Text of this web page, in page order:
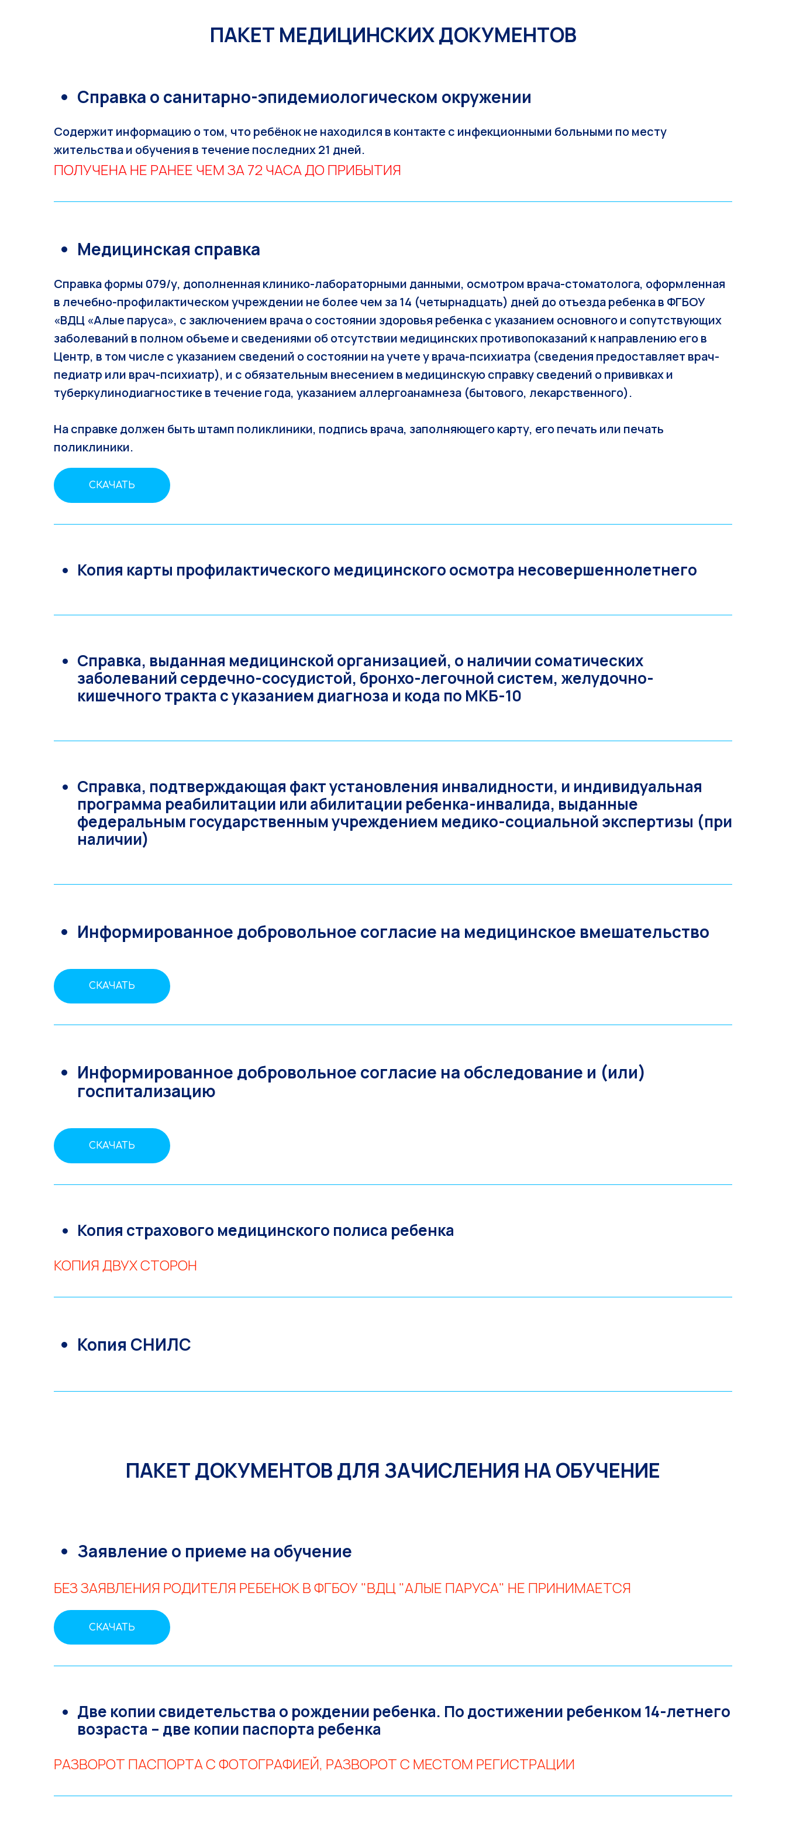
ПАКЕТ МЕДИЦИНСКИХ ДОКУМЕНТОВ
Справка о санитарно-эпидемиологическом окружении
Содержит информацию о том, что ребёнок не находился в контакте с инфекционными больными по месту
жительства и обучения в течение последних 21 дней.
ПОЛУЧЕНА НЕ РАНЕЕ ЧЕМ ЗА 72 ЧАСА ДО ПРИБЫТИЯ
Медицинская справка
Справка формы 079/у, дополненная клинико-лабораторными данными, осмотром врача-стоматолога, оформленная
в лечебно-профилактическом учреждении не более чем за 14 (четырнадцать) дней до отъезда ребенка в ФГБОУ
«ВДЦ «Алые паруса», с заключением врача о состоянии здоровья ребенка с указанием основного и сопутствующих
заболеваний в полном объеме и сведениями об отсутствии медицинских противопоказаний к направлению его в
Центр, в том числе с указанием сведений о состоянии на учете у врача-психиатра (сведения предоставляет врач-
педиатр или врач-психиатр), и с обязательным внесением в медицинскую справку сведений о прививках и
туберкулинодиагностике в течение года, указанием аллергоанамнеза (бытового, лекарственного).
На справке должен быть штамп поликлиники, подпись врача, заполняющего карту, его печать или печать
поликлиники.
СКАЧАТЬ
Копия карты профилактического медицинского осмотра несовершеннолетнего
Справка, выданная медицинской организацией, о наличии соматических
заболеваний сердечно-сосудистой, бронхо-легочной систем, желудочно-
кишечного тракта с указанием диагноза и кода по МКБ-10
Справка, подтверждающая факт установления инвалидности, и индивидуальная
программа реабилитации или абилитации ребенка-инвалида, выданные
федеральным государственным учреждением медико-социальной экспертизы (при
наличии)
Информированное добровольное согласие на медицинское вмешательство
СКАЧАТЬ
Информированное добровольное согласие на обследование и (или)
госпитализацию
СКАЧАТЬ
Копия страхового медицинского полиса ребенка
КОПИЯ ДВУХ СТОРОН
Копия СНИЛС
ПАКЕТ ДОКУМЕНТОВ ДЛЯ ЗАЧИСЛЕНИЯ НА ОБУЧЕНИЕ
Заявление о приеме на обучение
БЕЗ ЗАЯВЛЕНИЯ РОДИТЕЛЯ РЕБЕНОК В ФГБОУ "ВДЦ "АЛЫЕ ПАРУСА" НЕ ПРИНИМАЕТСЯ
СКАЧАТЬ
Две копии свидетельства о рождении ребенка. По достижении ребенком 14-летнего
возраста – две копии паспорта ребенка
РАЗВОРОТ ПАСПОРТА С ФОТОГРАФИЕЙ, РАЗВОРОТ С МЕСТОМ РЕГИСТРАЦИИ